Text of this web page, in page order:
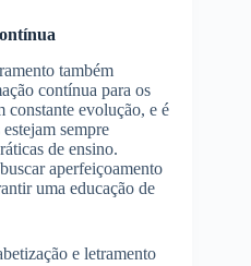
também
contínua para os
constante evolução, e é
sempre
de ensino.
aperfeiçoamento
uma educação de
e letramento